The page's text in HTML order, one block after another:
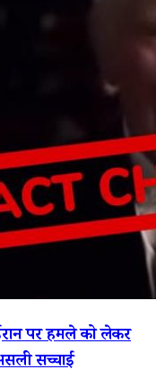
पर हमले को लेकर
सच्चाई